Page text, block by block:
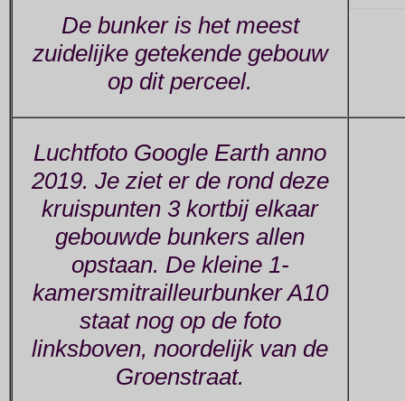
De bunker is het meest
zuidelijke getekende gebouw
op dit perceel.
Luchtfoto Google Earth anno
2019. Je ziet er de rond deze
kruispunten 3 kortbij elkaar
gebouwde bunkers allen
opstaan. De kleine 1-
kamersmitrailleurbunker A10
staat nog op de foto
linksboven, noordelijk van de
Groenstraat.